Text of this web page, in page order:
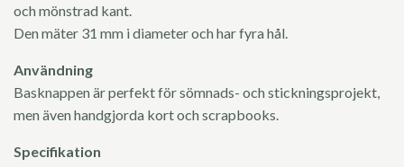
och mönstrad kant.
Den mäter 31 mm i diameter och har fyra hål.
Användning
Basknappen är perfekt för sömnads- och stickningsprojekt,
men även handgjorda kort och scrapbooks.
Specifikation